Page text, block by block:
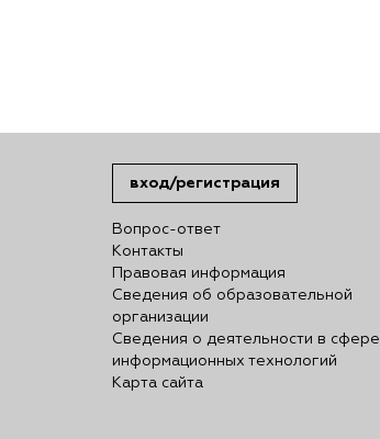
вход/регистрация
Вопрос-ответ
Контакты
Правовая информация
Сведения об образовательной
организации
Сведения о деятельности в сфере
информационных технологий
Карта сайта